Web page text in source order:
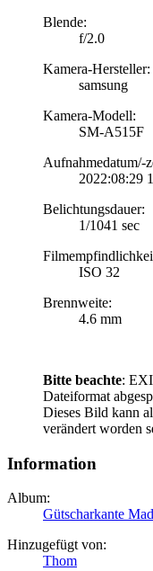
Blende:
f/2.0
Kamera-Hersteller:
samsung
Kamera-Modell:
SM-A515F
Aufnahmedatum/-
2022:08:29
Belichtungsdauer:
1/1041 sec
ISO 32
Brennweite:
4.6 mm
Bitte beachte:
Dateiformat
Dieses Bild kann
verändert worden
Information
Album:
Gütscharkante
Hinzugefügt von:
Thom